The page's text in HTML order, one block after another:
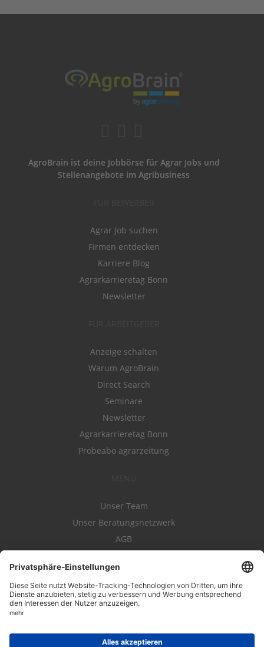
AgroBrain ist deine Jobbörse für Agrar Jobs und
Stellenangebote im Agribusiness
Agrar Job suchen
Firmen entdecken
Karriere Blog
Agrarkarrieretag Bonn
Newsletter
Anzeige schalten
Warum AgroBrain
Direct Search
Seminare
Newsletter
Agrarkarrieretag Bonn
Probeabo agrarzeitung
Unser Team
Unser Beratungsnetzwerk
AGB
Datenschutz
Impressum
Kontakt